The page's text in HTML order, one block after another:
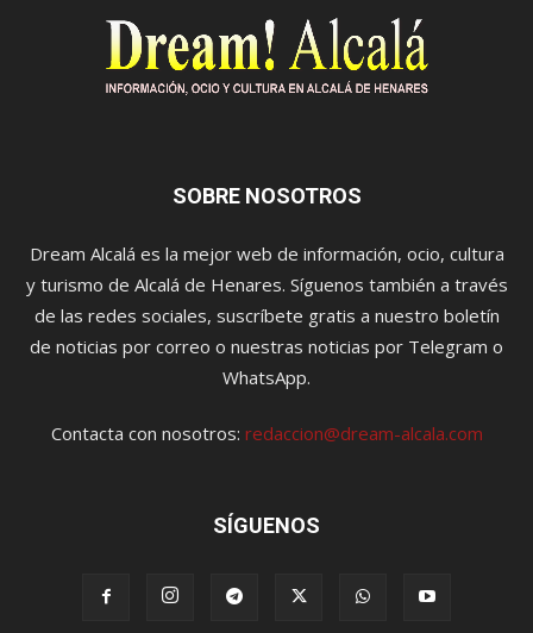
SOBRE NOSOTROS
Dream Alcalá es la mejor web de información, ocio, cultura
y turismo de Alcalá de Henares. Síguenos también a través
de las redes sociales, suscríbete gratis a nuestro boletín
de noticias por correo o nuestras noticias por Telegram o
WhatsApp.
Contacta con nosotros: redaccion@dream-alcala.com
SÍGUENOS